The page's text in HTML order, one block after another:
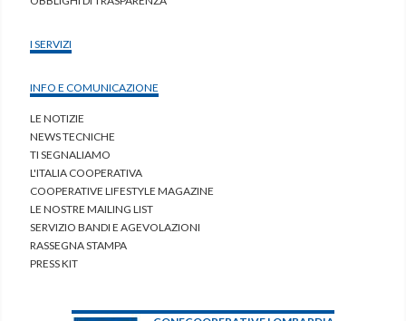
I SERVIZI
INFO E COMUNICAZIONE
LE NOTIZIE
NEWS TECNICHE
TI SEGNALIAMO
L'ITALIA COOPERATIVA
COOPERATIVE LIFESTYLE MAGAZINE
LE NOSTRE MAILING LIST
SERVIZIO BANDI E AGEVOLAZIONI
RASSEGNA STAMPA
PRESS KIT